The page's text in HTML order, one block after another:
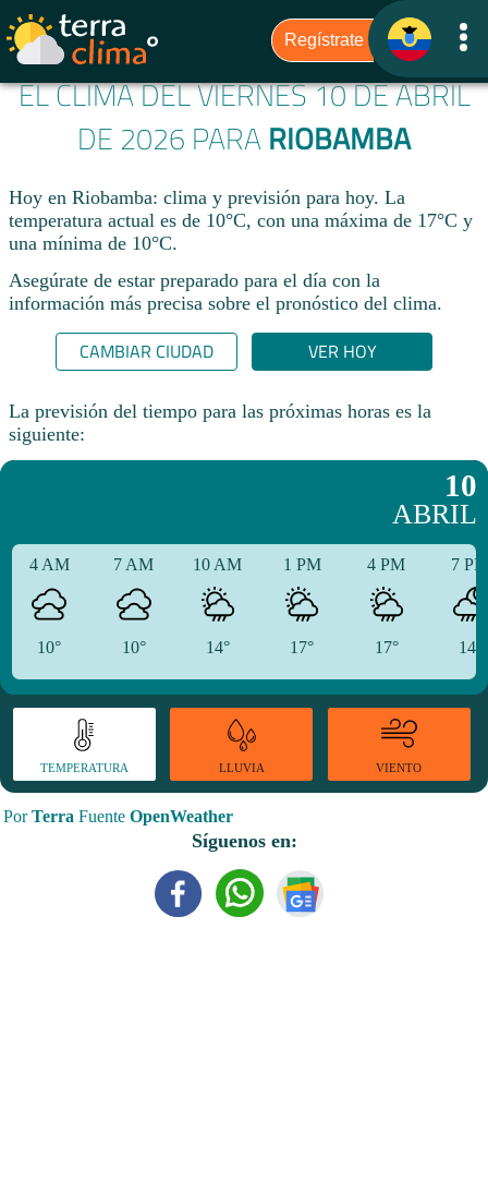
EL CLIMA DEL VIERNES 10 DE ABRIL
DE 2026 PARA RIOBAMBA
Hoy en Riobamba: clima y previsión para hoy. La
temperatura actual es de 10°C, con una máxima de 17°C y
una mínima de 10°C.​
Asegúrate de estar preparado para el día con la
información más precisa sobre el pronóstico del clima.
CAMBIAR CIUDAD VER HOY
La previsión del tiempo para las próximas horas es la
siguiente:
10
ABRIL
4 AM
10°
7 AM
10°
10 AM
14°
1 PM
17°
4 PM
17°
7
14°
TEMPERATURA LLUVIA VIENTO
PorTerra Fuente OpenWeather
Síguenos en: